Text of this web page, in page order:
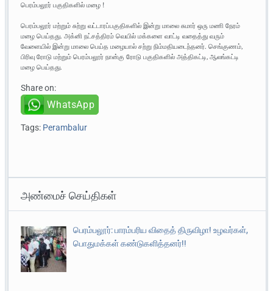
பெரம்பலூர் பகுதிகளில் மழை !
பெரம்பலூர் மற்றும் சுற்று வட்டாரப்பகுதிகளில் இன்று மாலை சுமார் ஒரு மணி நேரம்
மழை பெய்தது. அக்னி நட்சத்திரம் வெயில் மக்களை வாட்டி வதைத்து வரும்
வேளையில் இன்று மாலை பெய்த மழையால் சற்று நிம்மதியடைந்தனர். செங்குணம்,
பிரிவு ரோடு மற்றும் பெரம்பலூர் நான்கு ரோடு பகுதிகளில் அத்திகட்டி, ஆலங்கட்டி
மழை பெய்தது.
Share on:
WhatsApp
Tags: Perambalur
அண்மைச் செய்திகள்
பெரம்பலூர்: பாரம்பரிய விதைத் திருவிழா! உழவர்கள்,
பொதுமக்கள் கண்டுகளித்தனர்!!